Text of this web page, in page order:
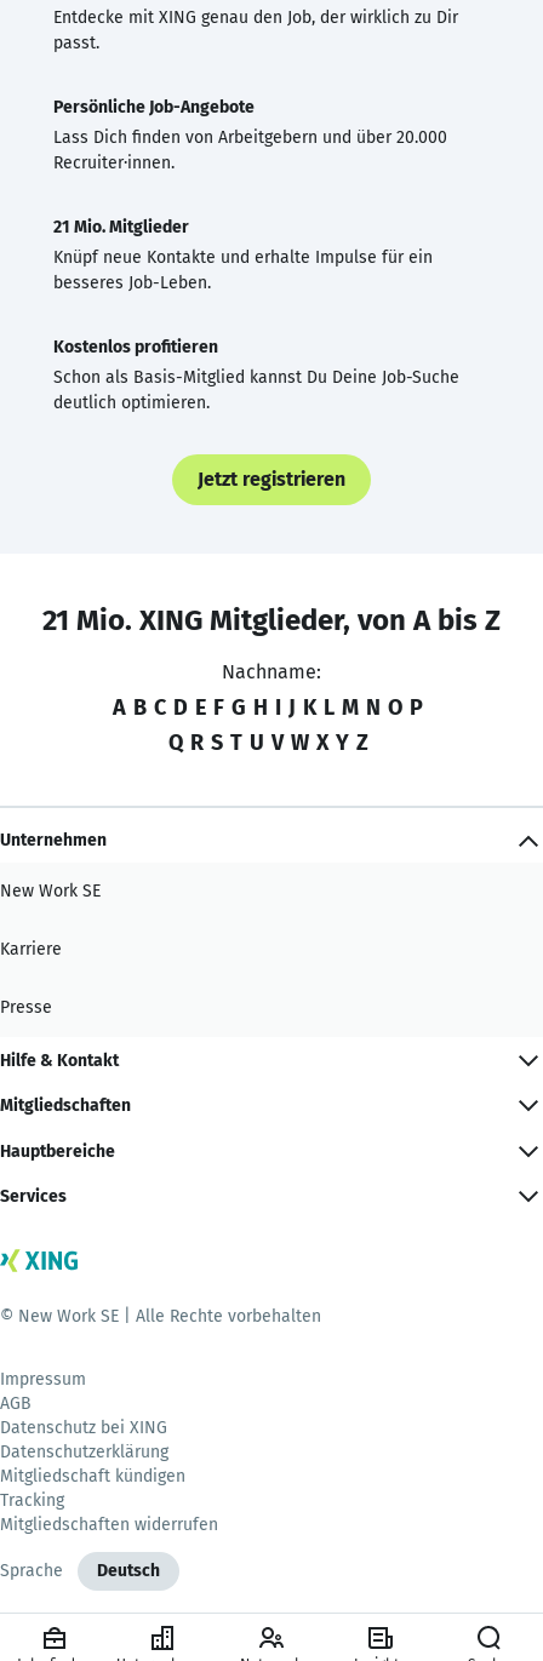
Entdecke mit XING genau den Job, der wirklich zu Dir
passt.
Persönliche Job-Angebote
Lass Dich finden von Arbeitgebern und über 20.000
Recruiter·innen.
21 Mio. Mitglieder
Knüpf neue Kontakte und erhalte Impulse für ein
besseres Job-Leben.
Kostenlos profitieren
Schon als Basis-Mitglied kannst Du Deine Job-Suche
deutlich optimieren.
Jetzt registrieren
21 Mio. XING Mitglieder, von A bis Z
Nachname:
A B C D E F G H I J K L M N O P
Q R S T U V W X Y Z
Unternehmen
New Work SE
Karriere
Presse
Hilfe & Kontakt
Mitgliedschaften
Hauptbereiche
Services
© New Work SE | Alle Rechte vorbehalten
Impressum
AGB
Datenschutz bei XING
Datenschutzerklärung
Mitgliedschaft kündigen
Tracking
Mitgliedschaften widerrufen
Sprache Deutsch